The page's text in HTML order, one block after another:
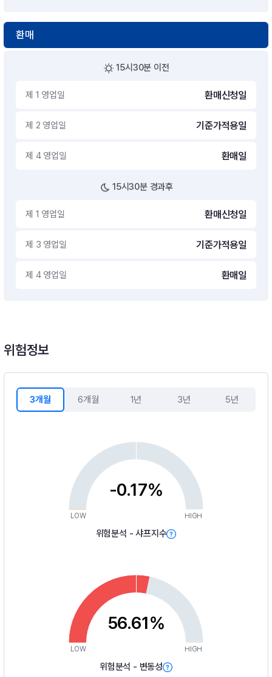
환매
15시30분 이전
제 1 영업일 환매신청일
제 2 영업일 기준가적용일
제 4 영업일 환매일
15시30분 경과후
제 1 영업일 환매신청일
제 3 영업일 기준가적용일
제 4 영업일 환매일
위험정보
3개월 6개월 1년 3년 5년
-0.17%
LOW HIGH
위험분석 - 샤프지수
56.61%
LOW HIGH
위험분석 - 변동성